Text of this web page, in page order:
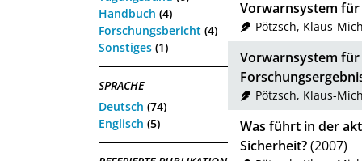
Handbuch (4)
Forschungsbericht (4)
Sonstiges (1)
SPRACHE
Deutsch (74)
Englisch (5)
Vorwarnsystem
Pötzsch, Klaus-
Vorwarnsystem
Pötzsch, Klaus-
Was führt in der
Sicherheit?(2007)